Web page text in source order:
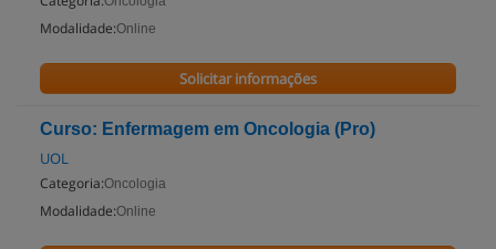
Modalidade:Online
Solicitar informações
Curso: Enfermagem em Oncologia (Pro)
UOL
Categoria:Oncologia
Modalidade:Online